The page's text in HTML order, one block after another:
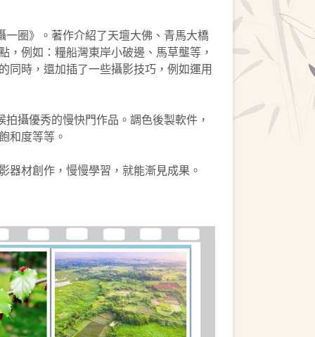
圈》。著作介紹了天壇大佛、青馬大橋
例如：糧船灣東岸小破邊、馬草壟等，
同時，還加插了一些攝影技巧，例如運用
攝優秀的慢快門作品。調色後製軟件，
和度等等。
材創作，慢慢學習，就能漸見成果。